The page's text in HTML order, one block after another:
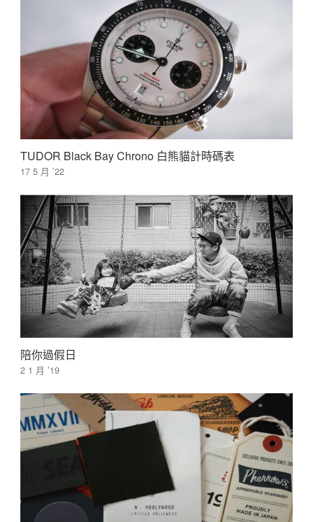
TUDOR Black Bay Chrono 白熊貓計時碼表
17 5 月 ’22
陪你過假日
2 1 月 ’19